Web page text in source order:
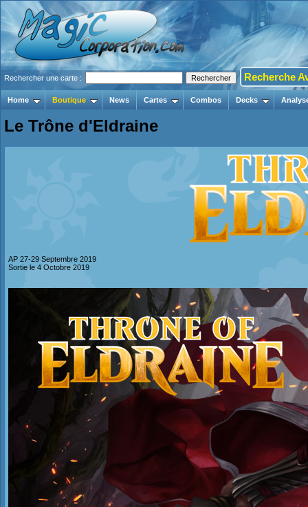
Rechercher une carte : Recherche
Home Boutique News Cartes Combos Decks
Le Trône d'Eldraine
AP 27-29 Septembre 2019
Sortie le 4 Octobre 2019